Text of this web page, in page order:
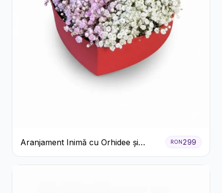
Aranjament Inimă cu Orhidee și
Floarea Miresei
RON 299